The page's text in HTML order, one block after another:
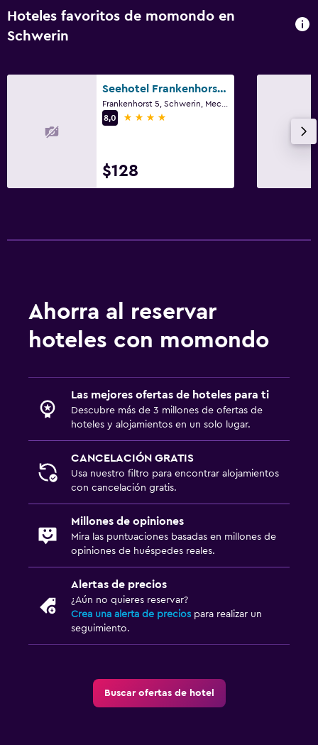
Aire libre
Fax/fotocopiadora
Hoteles favoritos de momondo en
Schwerin
Seehotel Frankenhorst, BW Signature Collection
8,0
4 estrellas
$128
Ahorra al reservar
hoteles con momondo
Las mejores ofertas de hoteles para ti
Descubre más de 3 millones de ofertas de
hoteles y alojamientos en un solo lugar.
CANCELACIÓN GRATIS
Usa nuestro filtro para encontrar alojamientos
con cancelación gratis.
Millones de opiniones
Mira las puntuaciones basadas en millones de
opiniones de huéspedes reales.
Alertas de precios
¿Aún no quieres reservar?
Crea una alerta de precios para realizar un
seguimiento.
Buscar ofertas de hotel